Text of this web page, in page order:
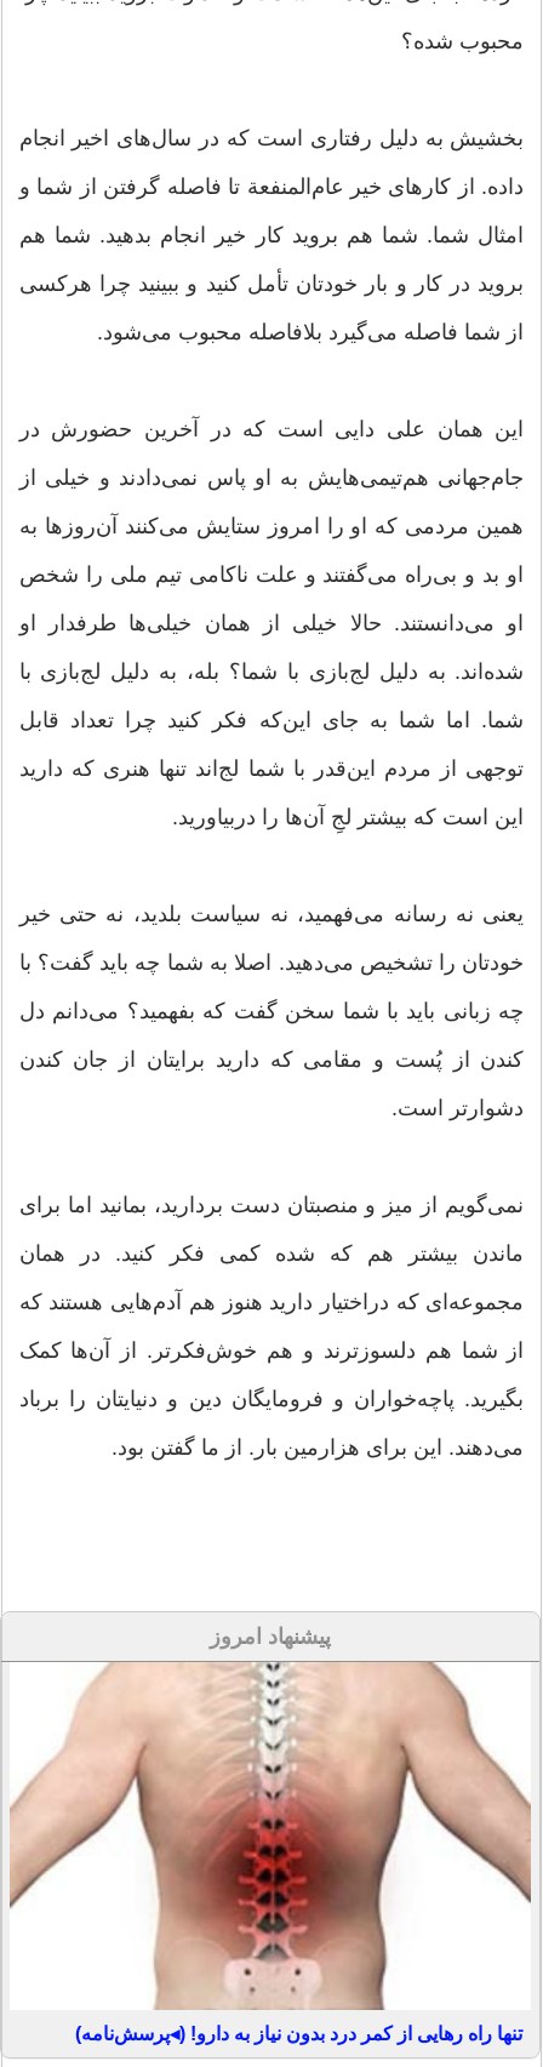
محبوب شده؟
بخشیش به دلیل رفتاری است که در سال‌های اخیر انجام
داده. از کارهای خیر عام‌المنفعة تا فاصله گرفتن از شما و
امثال شما. شما هم بروید کار خیر انجام بدهید. شما هم
بروید در کار و بار خودتان تأمل کنید و ببینید چرا هرکسی
از شما فاصله می‌گیرد بلافاصله محبوب می‌شود.
این همان علی دایی است که در آخرین حضورش در
جام‌جهانی هم‌تیمی‌هایش به او پاس نمی‌دادند و خیلی از
همین مردمی که او را امروز ستایش می‌کنند آن‌روزها به
او بد و بی‌راه می‌گفتند و علت ناکامی تیم ملی را شخص
او می‌دانستند. حالا خیلی از همان خیلی‌ها طرفدار او
شده‌اند. به دلیل لج‌بازی با شما؟ بله، به دلیل لج‌بازی با
شما. اما شما به جای این‌که فکر کنید چرا تعداد قابل
توجهی از مردم این‌قدر با شما لج‌اند تنها هنری که دارید
این است که بیشتر لجِ آن‌ها را دربیاورید.
یعنی نه رسانه می‌فهمید، نه سیاست بلدید، نه حتی خیر
خودتان را تشخیص می‌دهید. اصلا به شما چه باید گفت؟ با
چه زبانی باید با شما سخن گفت که بفهمید؟ می‌دانم دل
کندن از پُست و مقامی که دارید برایتان از جان کندن
دشوارتر است.
نمی‌گویم از میز و منصبتان دست بردارید، بمانید اما برای
ماندن بیشتر هم که شده کمی فکر کنید. در همان
مجموعه‌ای که دراختیار دارید هنوز هم آدم‌هایی هستند که
از شما هم دلسوزترند و هم خوش‌فکرتر. از آن‌ها کمک
بگیرید. پاچه‌خواران و فرومایگان دین و دنیایتان را برباد
می‌دهند. این برای هزارمین بار. از ما گفتن بود.
پیشنهاد امروز
تنها راه رهایی از کمر درد بدون نیاز به دارو! (◂پرسش‌نامه)